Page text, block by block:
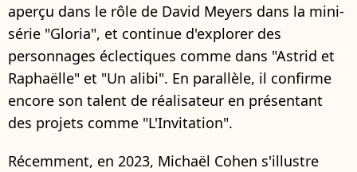
aperçu dans le rôle de David Meyers dans la mini-
série "Gloria", et continue d'explorer des
personnages éclectiques comme dans "Astrid et
Raphaëlle" et "Un alibi". En parallèle, il confirme
encore son talent de réalisateur en présentant
des projets comme "L'Invitation".
Récemment, en 2023, Michaël Cohen s'illustre